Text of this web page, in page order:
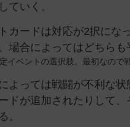
ていく。
カードは対応が2択にな
場合によってはどちらも
イベントの選択肢。最初なので
よっては戦闘が不利な
ドが追加されたりして
。